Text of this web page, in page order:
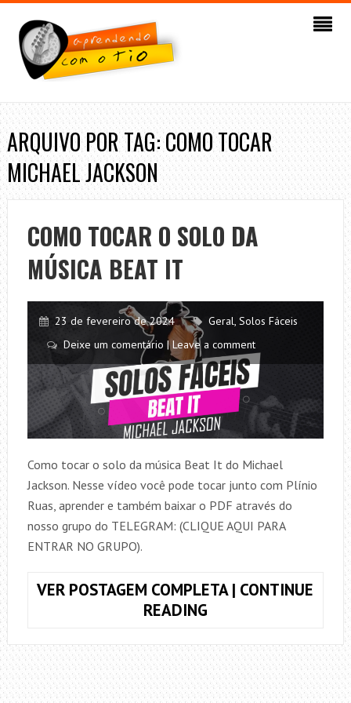
ARQUIVO POR TAG: COMO TOCAR
MICHAEL JACKSON
COMO TOCAR O SOLO DA
MÚSICA BEAT IT
23 de fevereiro de 2024 Geral, Solos Fáceis
Deixe um comentário | Leave a comment
Como tocar o solo da música Beat It do Michael
Jackson. Nesse vídeo você pode tocar junto com Plínio
Ruas, aprender e também baixar o PDF através do
nosso grupo do TELEGRAM: (CLIQUE AQUI PARA
ENTRAR NO GRUPO).
VER POSTAGEM COMPLETA | CONTINUE
READINGCOMO
O
SOLO
DA